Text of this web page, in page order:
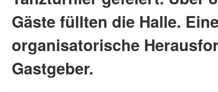
Gäste füllten die Halle.
organisatorische
Gastgeber.